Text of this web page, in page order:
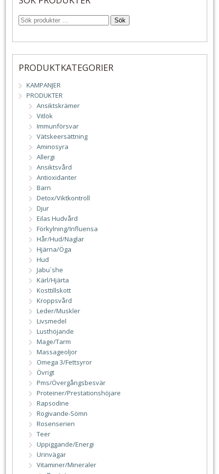
Sök
PRODUKTKATEGORIER
KAMPANJER
PRODUKTER
Ansiktskrämer
Vitlök
Immunförsvar
Vätskeersättning
Aminosyra
Allergi
Ansiktsvård
Antioxidanter
Barn
Detox/Viktkontroll
Djur
Eilas Hudvård
Förkylning/Influensa
Hår/Hud/Naglar
Hjärna/Öga
Hud
Jabu´she
Kärl/Hjärta
Kosttillskott
Kroppsvård
Leder/Muskler
Livsmedel
Lusthöjande
Mage/Tarm
Massageoljor
Omega 3/Fettsyror
Övrigt
Pms/Övergångsbesvär
Proteiner/Prestationshöjare
Rapsodine
Rogivande-Sömn
Rosenserien
Teer
Uppiggande/Energi
Urinvägar
Vitaminer/Mineraler